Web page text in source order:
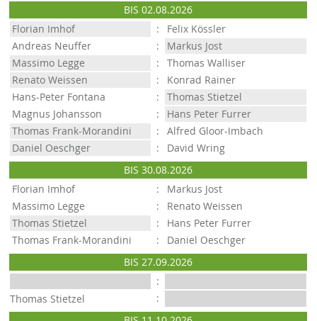
BIS 02.08.2026
Florian Imhof
:
Felix Kössler
Andreas Neuffer
:
Markus Jost
Massimo Legge
:
Thomas Walliser
Renato Weissen
:
Konrad Rainer
Hans-Peter Fontana
:
Thomas Stietzel
Magnus Johansson
:
Hans Peter Furrer
Thomas Frank-Morandini
:
Alfred Gloor-Imbach
Daniel Oeschger
:
David Wring
BIS 30.08.2026
Florian Imhof
:
Markus Jost
Massimo Legge
:
Renato Weissen
Thomas Stietzel
:
Hans Peter Furrer
Thomas Frank-Morandini
:
Daniel Oeschger
BIS 27.09.2026
:
Thomas Stietzel
: